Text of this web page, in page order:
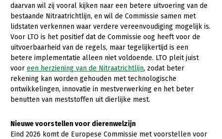
Paddenstoelen
Vollegrondsgroente
Over LTO
LTO Nederland
Mensen
Bestuur en Directie
Medewerkers
Vakgroepbestuurders
Jaarverslag 2023
Vacatures
Pers
daarvan wil zij vooral kijken naar een betere uitvoering van de
bestaande Nitraatrichtlijn, en wil de Commissie samen met
lidstaten verkennen waar verdere vereenvoudiging mogelijk is.
Voor LTO is het positief dat de Commissie oog heeft voor de
uitvoerbaarheid van de regels, maar tegelijkertijd is een
betere implementatie alleen niet voldoende. LTO pleit juist
voor een herziening van de Nitraatrichtlijn, zodat beter
rekening kan worden gehouden met technologische
ontwikkelingen, innovatie in mestverwerking en het beter
benutten van meststoffen uit dierlijke mest.
Nieuwe voorstellen voor dierenwelzijn
Eind 2026 komt de Europese Commissie met voorstellen voor